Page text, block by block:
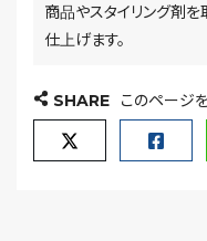
商品やスタイリング剤を
仕上げます。
SHARE このページ